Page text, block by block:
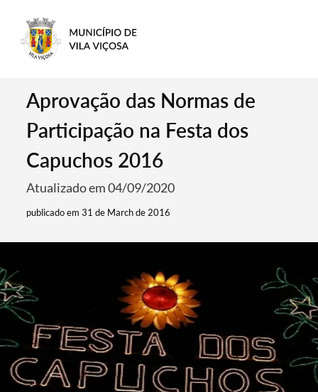
Aprovação das Normas de
Participação na Festa dos
Capuchos 2016
Atualizado em 04/09/2020
publicado em 31 de March de 2016